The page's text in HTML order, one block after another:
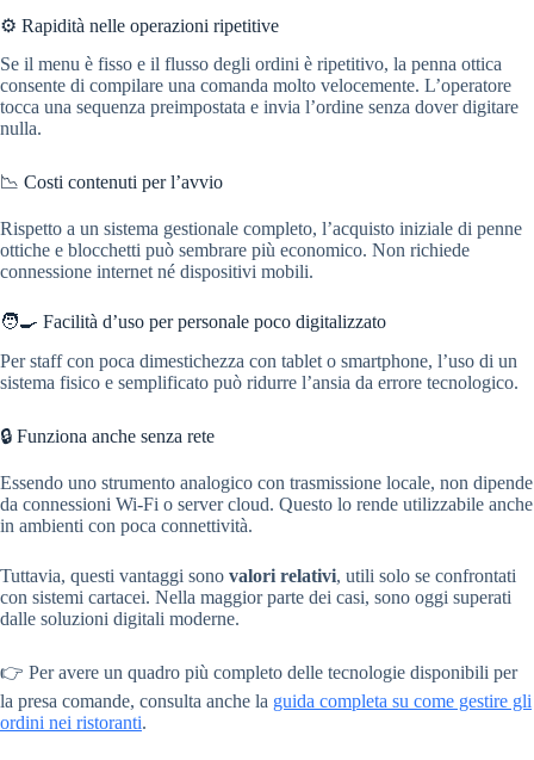
⚙️ Rapidità nelle operazioni ripetitive
Se il menu è fisso e il flusso degli ordini è ripetitivo, la penna ottica
consente di compilare una comanda molto velocemente. L’operatore
tocca una sequenza preimpostata e invia l’ordine senza dover digitare
nulla.
📉 Costi contenuti per l’avvio
Rispetto a un sistema gestionale completo, l’acquisto iniziale di penne
ottiche e blocchetti può sembrare più economico. Non richiede
connessione internet né dispositivi mobili.
🧑‍🍳 Facilità d’uso per personale poco digitalizzato
Per staff con poca dimestichezza con tablet o smartphone, l’uso di un
sistema fisico e semplificato può ridurre l’ansia da errore tecnologico.
🔒 Funziona anche senza rete
Essendo uno strumento analogico con trasmissione locale, non dipende
da connessioni Wi-Fi o server cloud. Questo lo rende utilizzabile anche
in ambienti con poca connettività.
Tuttavia, questi vantaggi sono valori relativi, utili solo se confrontati
con sistemi cartacei. Nella maggior parte dei casi, sono oggi superati
dalle soluzioni digitali moderne.
👉 Per avere un quadro più completo delle tecnologie disponibili per
la presa comande, consulta anche la guida completa su come gestire gli
ordini nei ristoranti.